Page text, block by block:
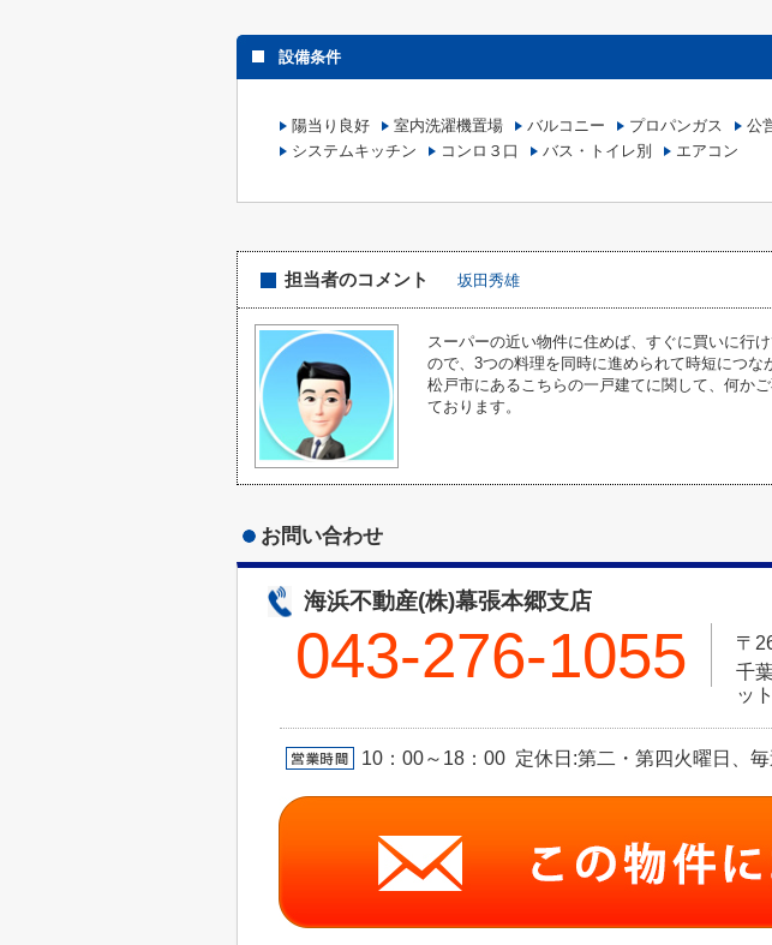
設備条件
陽当り良好 室内洗濯機置場 バルコニー プロパンガス 公
システムキッチン
コンロ３口 バス・トイレ別 エアコン
担当者のコメント 坂田秀雄
スーパーの近い物件に住めば、すぐに買いに行
ので、3つの料理を同時に進められて時短につな
松戸市にあるこちらの一戸建てに関して、何か
ております。
お問い合わせ
海浜不動産(株)幕張本郷支店
043-276-1055
〒
千
ッ
10：00～18：00 定休日:第二・第四火曜日、毎